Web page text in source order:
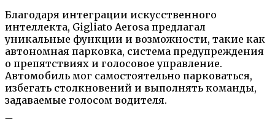
Благодаря интеграции искусственного
интеллекта, Gigliato Aerosa предлагал
уникальные функции и возможности, такие как
автономная парковка, система предупреждения
о препятствиях и голосовое управление.
Автомобиль мог самостоятельно парковаться,
избегать столкновений и выполнять команды,
задаваемые голосом водителя.